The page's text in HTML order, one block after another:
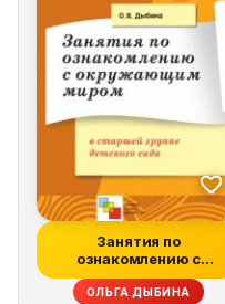
Занятия по
ознакомлению с
окружающим миром в
старш...
ОЛЬГА ДЫБИНА